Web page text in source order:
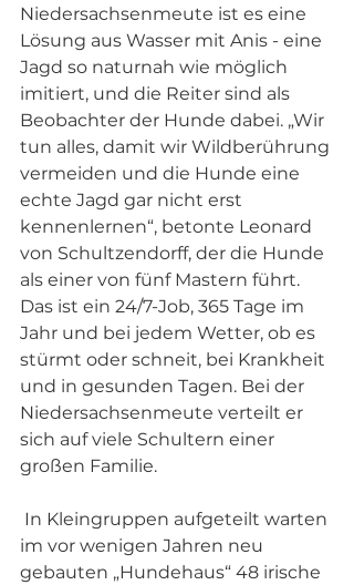
Niedersachsenmeute ist es eine
Lösung aus Wasser mit Anis - eine
Jagd so naturnah wie möglich
imitiert, und die Reiter sind als
Beobachter der Hunde dabei. „Wir
tun alles, damit wir Wildberührung
vermeiden und die Hunde eine
echte Jagd gar nicht erst
kennenlernen“, betonte Leonard
von Schultzendorff, der die Hunde
als einer von fünf Mastern führt.
Das ist ein 24/7-Job, 365 Tage im
Jahr und bei jedem Wetter, ob es
stürmt oder schneit, bei Krankheit
und in gesunden Tagen. Bei der
Niedersachsenmeute verteilt er
sich auf viele Schultern einer
großen Familie.
im vor wenigen Jahren neu
gebauten „Hundehaus“ 48 irische